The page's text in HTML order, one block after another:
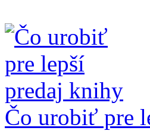
Čo urobiť pre